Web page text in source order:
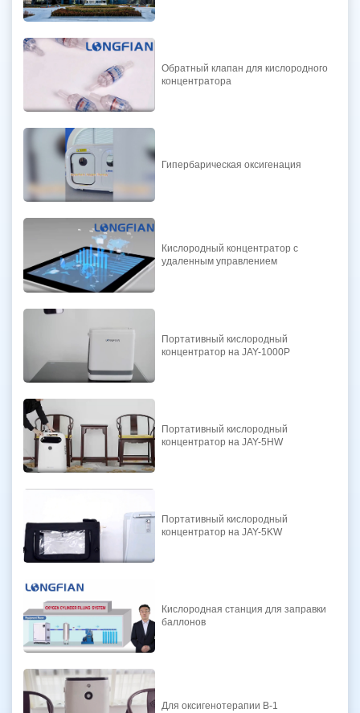
Обратный клапан для кислородного
концентратора
Гипербарическая оксигенация
Кислородный концентратор с
удаленным управлением
Портативный кислородный
концентратор на JAY-1000P
Портативный кислородный
концентратор на JAY-5HW
Портативный кислородный
концентратор на JAY-5KW
Кислородная станция для заправки
баллонов
Для оксигенотерапии B-1